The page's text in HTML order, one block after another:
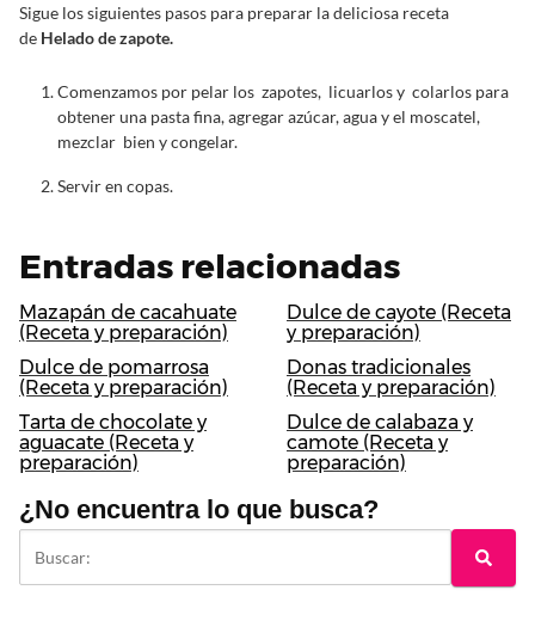
Sigue los siguientes pasos para preparar la deliciosa receta
de Helado de zapote.
Comenzamos por pelar los zapotes, licuarlos y colarlos para
obtener una pasta fina, agregar azúcar, agua y el moscatel,
mezclar bien y congelar.
Servir en copas.
Entradas relacionadas
Mazapán de cacahuate
(Receta y preparación)
Dulce de cayote (Receta
y preparación)
Dulce de pomarrosa
(Receta y preparación)
Donas tradicionales
(Receta y preparación)
Tarta de chocolate y
aguacate (Receta y
preparación)
Dulce de calabaza y
camote (Receta y
preparación)
¿No encuentra lo que busca?